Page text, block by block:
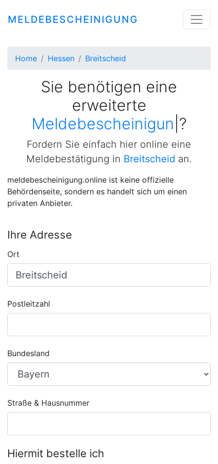
MELDEBESCHEINIGUNG
Home Hessen Breitscheid
Sie benötigen eine
erweiterte
Meldebescheinigung |?
Fordern Sie einfach hier online eine
Meldebestätigung in Breitscheid an.
meldebescheinigung.online ist keine offizielle
Behördenseite, sondern es handelt sich um einen
privaten Anbieter.
Ihre Adresse
Ort
Postleitzahl
Bundesland
Straße & Hausnummer
Hiermit bestelle ich